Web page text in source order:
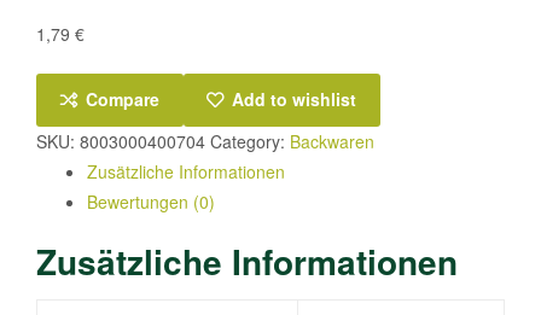
1,79 €
Compare
Add to wishlist
SKU: 8003000400704 Category: Backwaren
Zusätzliche Informationen
Bewertungen (0)
Zusätzliche Informationen